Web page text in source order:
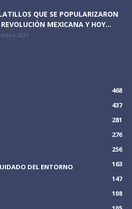
QUE SE POPULARIZARON
MEXICANA Y HOY...
2021
468
437
281
276
256
DEL ENTORNO
163
147
108